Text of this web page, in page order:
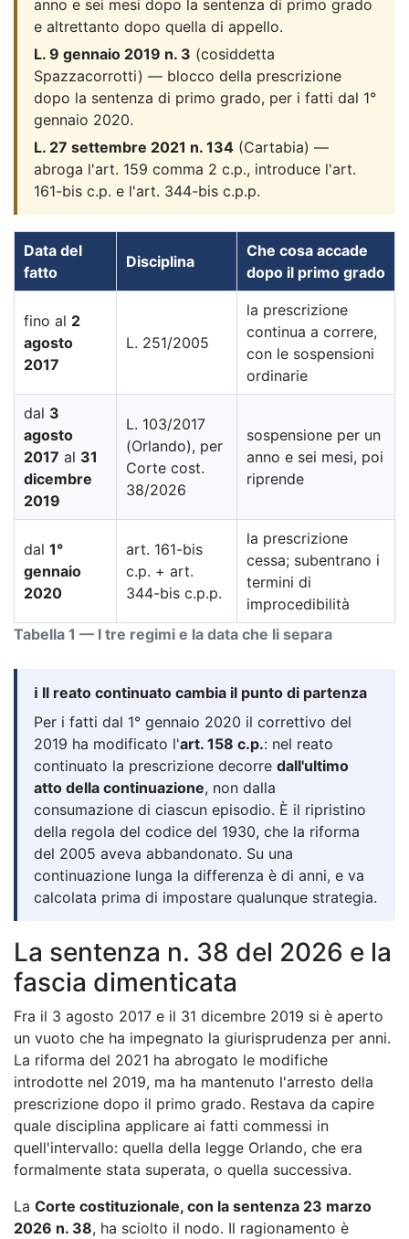
anno e sei mesi dopo la sentenza di primo grado
e altrettanto dopo quella di appello.
L. 9 gennaio 2019 n. 3 (cosiddetta
Spazzacorrotti) — blocco della prescrizione
dopo la sentenza di primo grado, per i fatti dal 1°
gennaio 2020.
L. 27 settembre 2021 n. 134 (Cartabia) —
abroga l'art. 159 comma 2 c.p., introduce l'art.
161-bis c.p. e l'art. 344-bis c.p.p.
Tabella 1 — I tre regimi e la data che li separa
Data del
fatto
Disciplina
Che cosa accade
dopo il primo grado
fino al 2
agosto
2017
L. 251/2005
la prescrizione
continua a correre,
con le sospensioni
ordinarie
dal 3
agosto
2017 al 31
dicembre
2019
L. 103/2017
(Orlando), per
Corte cost.
38/2026
sospensione per un
anno e sei mesi, poi
riprende
dal 1°
gennaio
2020
art. 161-bis
c.p. + art.
344-bis c.p.p.
la prescrizione
cessa; subentrano i
termini di
improcedibilità
ℹ️ Il reato continuato cambia il punto di partenza
Per i fatti dal 1° gennaio 2020 il correttivo del
2019 ha modificato l'art. 158 c.p.: nel reato
continuato la prescrizione decorre dall'ultimo
atto della continuazione, non dalla
consumazione di ciascun episodio. È il ripristino
della regola del codice del 1930, che la riforma
del 2005 aveva abbandonato. Su una
continuazione lunga la differenza è di anni, e va
calcolata prima di impostare qualunque strategia.
La sentenza n. 38 del 2026 e la
fascia dimenticata
Fra il 3 agosto 2017 e il 31 dicembre 2019 si è aperto
un vuoto che ha impegnato la giurisprudenza per anni.
La riforma del 2021 ha abrogato le modifiche
introdotte nel 2019, ma ha mantenuto l'arresto della
prescrizione dopo il primo grado. Restava da capire
quale disciplina applicare ai fatti commessi in
quell'intervallo: quella della legge Orlando, che era
formalmente stata superata, o quella successiva.
La Corte costituzionale, con la sentenza 23 marzo
2026 n. 38, ha sciolto il nodo. Il ragionamento è